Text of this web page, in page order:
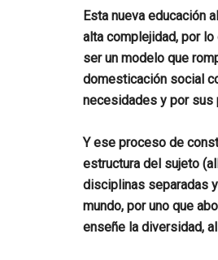
Esta nueva educación
alta complejidad, por
ser un modelo que
domesticación social
necesidades y por sus
Y ese proceso de
estructura del sujeto
disciplinas separadas
mundo, por uno que
enseñe la diversidad,